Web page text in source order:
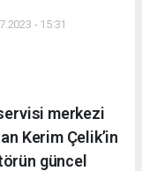
- 15:31
merkezi
Kerim Çelik’in
güncel